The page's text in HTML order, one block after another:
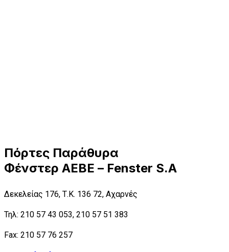
Πόρτες Παράθυρα
Φένστερ ΑΕΒΕ – Fenster S.A
Δεκελείας 176, Τ.Κ. 136 72, Αχαρνές
Τηλ: 210 57 43 053, 210 57 51 383
Fax: 210 57 76 257